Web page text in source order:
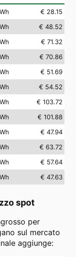
€ 28.15
€ 48.52
€ 71.32
€ 70.86
€ 51.69
€ 54.52
€ 103.72
€ 101.88
€ 47.94
€ 63.72
€ 57.64
€ 47.63
spot
per
sul mercato
aggiunge: